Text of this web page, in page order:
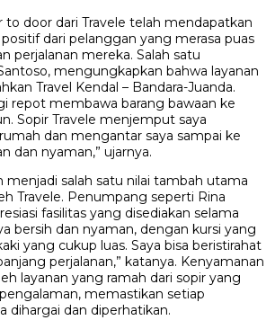
to door dari Travele telah mendapatkan
dari pelanggan yang merasa puas
perjalanan mereka. Salah satu
mengungkapkan bahwa layanan
Travel Kendal – Bandara-Juanda.
repot membawa barang bawaan ke
Sopir Travele menjemput saya
dan mengantar saya sampai ke
dan nyaman,” ujarnya.
menjadi salah satu nilai tambah utama
Travele. Penumpang seperti Rina
fasilitas yang disediakan selama
bersih dan nyaman, dengan kursi yang
yang cukup luas. Saya bisa beristirahat
perjalanan,” katanya. Kenyamanan
layanan yang ramah dari sopir yang
memastikan setiap
dihargai dan diperhatikan.